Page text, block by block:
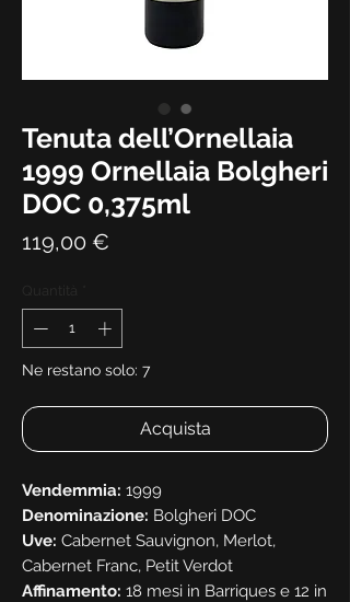
Tenuta dell’Ornellaia
1999 Ornellaia Bolgheri
DOC 0,375ml
119,00 €
Ne restano solo: 7
Acquista
Vendemmia: 1999
Denominazione: Bolgheri DOC
Uve: Cabernet Sauvignon, Merlot,
Cabernet Franc, Petit Verdot
Affinamento: 18 mesi in Barriques e 12 in